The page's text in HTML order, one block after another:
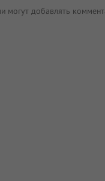
могут добавлять